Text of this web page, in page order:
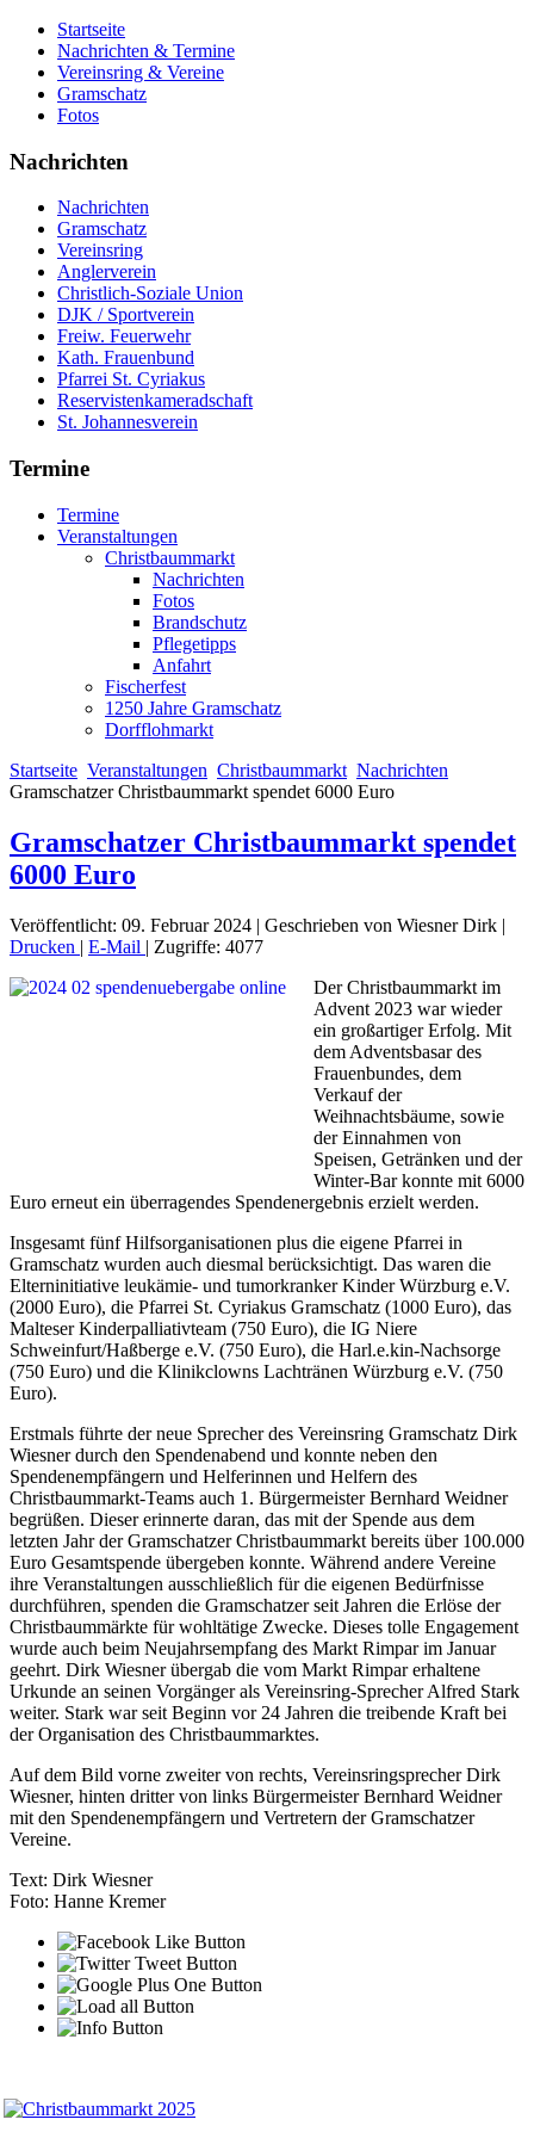
Startseite
Nachrichten & Termine
Vereinsring & Vereine
Gramschatz
Fotos
Nachrichten
Nachrichten
Gramschatz
Vereinsring
Anglerverein
Christlich-Soziale Union
DJK / Sportverein
Freiw. Feuerwehr
Kath. Frauenbund
Pfarrei St. Cyriakus
Reservistenkameradschaft
St. Johannesverein
Termine
Termine
Veranstaltungen
Christbaummarkt
Nachrichten
Fotos
Brandschutz
Pflegetipps
Anfahrt
Fischerfest
1250 Jahre Gramschatz
Dorfflohmarkt
Startseite Veranstaltungen Christbaummarkt Nachrichten
Gramschatzer Christbaummarkt spendet 6000 Euro
Gramschatzer Christbaummarkt spendet
6000 Euro
Veröffentlicht: 09. Februar 2024 | Geschrieben von Wiesner Dirk |
Drucken | E-Mail | Zugriffe: 4077
Der Christbaummarkt im
Advent 2023 war wieder
ein großartiger Erfolg. Mit
dem Adventsbasar des
Frauenbundes, dem
Verkauf der
Weihnachtsbäume, sowie
der Einnahmen von
Speisen, Getränken und der
Winter-Bar konnte mit 6000
Euro erneut ein überragendes Spendenergebnis erzielt werden.
Insgesamt fünf Hilfsorganisationen plus die eigene Pfarrei in
Gramschatz wurden auch diesmal berücksichtigt. Das waren die
Elterninitiative leukämie- und tumorkranker Kinder Würzburg e.V.
(2000 Euro), die Pfarrei St. Cyriakus Gramschatz (1000 Euro), das
Malteser Kinderpalliativteam (750 Euro), die IG Niere
Schweinfurt/Haßberge e.V. (750 Euro), die Harl.e.kin-Nachsorge
(750 Euro) und die Klinikclowns Lachtränen Würzburg e.V. (750
Euro).
Erstmals führte der neue Sprecher des Vereinsring Gramschatz Dirk
Wiesner durch den Spendenabend und konnte neben den
Spendenempfängern und Helferinnen und Helfern des
Christbaummarkt-Teams auch 1. Bürgermeister Bernhard Weidner
begrüßen. Dieser erinnerte daran, das mit der Spende aus dem
letzten Jahr der Gramschatzer Christbaummarkt bereits über 100.000
Euro Gesamtspende übergeben konnte. Während andere Vereine
ihre Veranstaltungen ausschließlich für die eigenen Bedürfnisse
durchführen, spenden die Gramschatzer seit Jahren die Erlöse der
Christbaummärkte für wohltätige Zwecke. Dieses tolle Engagement
wurde auch beim Neujahrsempfang des Markt Rimpar im Januar
geehrt. Dirk Wiesner übergab die vom Markt Rimpar erhaltene
Urkunde an seinen Vorgänger als Vereinsring-Sprecher Alfred Stark
weiter. Stark war seit Beginn vor 24 Jahren die treibende Kraft bei
der Organisation des Christbaummarktes.
Auf dem Bild vorne zweiter von rechts, Vereinsringsprecher Dirk
Wiesner, hinten dritter von links Bürgermeister Bernhard Weidner
mit den Spendenempfängern und Vertretern der Gramschatzer
Vereine.
Text: Dirk Wiesner
Foto: Hanne Kremer